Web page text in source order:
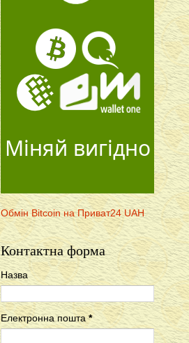
Міняй вигідно
Обмін Bitcoin на Приват24 UAH
Контактна форма
Назва
Електронна пошта*